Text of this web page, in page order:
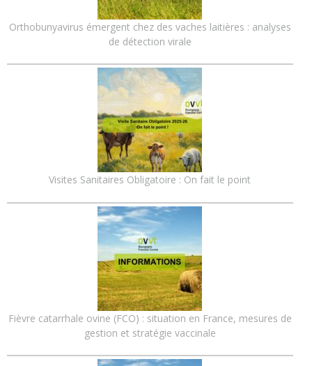
Orthobunyavirus émergent chez des vaches laitières : analyses
de détection virale
Visites Sanitaires Obligatoire : On fait le point
Fièvre catarrhale ovine (FCO) : situation en France, mesures de
gestion et stratégie vaccinale